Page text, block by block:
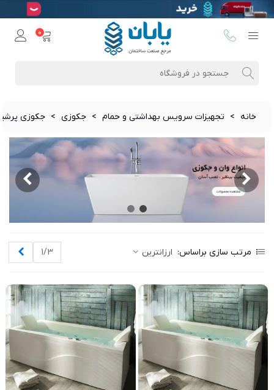
0
خانه > تجهیزات سرویس بهداشتی و حمام > جکوزی > جکوزی
مرتب سازی براساس: ارزانترین 1/3